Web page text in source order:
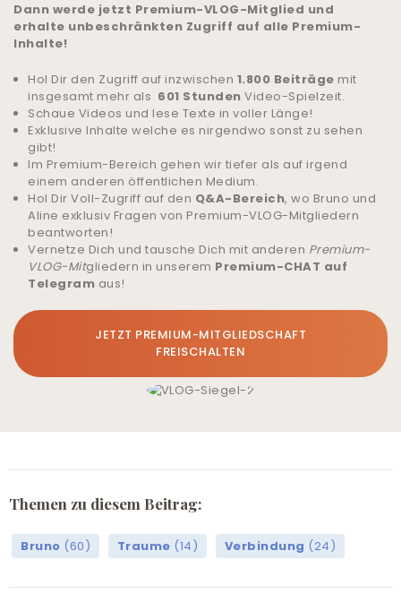
& UNTERSTÜTZUNG
ANMELDEN
HILFE UND SUPPORT
Dann werde jetzt Premium-VLOG-Mitglied und
erhalte unbeschränkten Zugriff auf alle Premium-
Inhalte!
Hol Dir den Zugriff auf inzwischen 1.800 Beiträge mit
insgesamt mehr als 601 Stunden Video-Spielzeit.
Schaue Videos und lese Texte in voller Länge!
Exklusive Inhalte welche es nirgendwo sonst zu sehen
gibt!
Im Premium-Bereich gehen wir tiefer als auf irgend
einem anderen öffentlichen Medium.
Hol Dir Voll-Zugriff auf den Q&A-Bereich, wo Bruno und
Aline exklusiv Fragen von Premium-VLOG-Mitgliedern
beantworten!
Vernetze Dich und tausche Dich mit anderen Premium-
VLOG-Mitgliedern in unserem Premium-CHAT auf
Telegram aus!
JETZT PREMIUM-MITGLIEDSCHAFT
FREISCHALTEN
Themen zu diesem Beitrag:
Bruno (60) Traume (14) Verbindung (24)